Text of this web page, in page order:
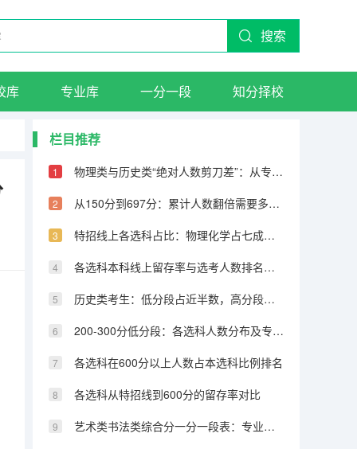
搜索
库 专业库 一分一段 知分择校
栏目推荐
物理类与历史类“绝对人数剪刀差”：从专科到600分物理反超22万人
从150分到697分：累计人数翻倍需要多少分，越高分段跨越越大
特招线上各选科占比：物理化学占七成，历史仅占三成
各选科本科线上留存率与选考人数排名完全相反
历史类考生：低分段占近半数，高分段锐减
200-300分低分段：各选科人数分布及专科保底策略
各选科在600分以上人数占本选科比例排名
各选科从特招线到600分的留存率对比
艺术类书法类综合分一分一段表：专业成绩占比70%，文化331分可上本科